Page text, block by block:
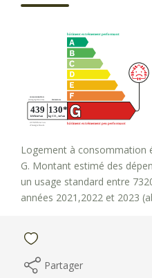
Logement à consommation
G. Montant estimé des
un usage standard entre
années 2021,2022 et 2023
Partager